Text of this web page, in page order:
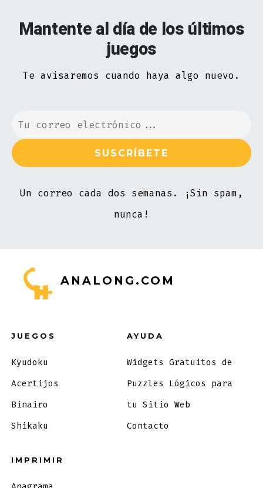
Mantente al día de los últimos
juegos
Te avisaremos cuando haya algo nuevo.
Un correo cada dos semanas. ¡Sin spam,
nunca!
ANALONG.COM
JUEGOS
Kyudoku
Acertijos
Binairo
Shikaku
AYUDA
Widgets Gratuitos de
Puzzles Lógicos para
tu Sitio Web
Contacto
IMPRIMIR